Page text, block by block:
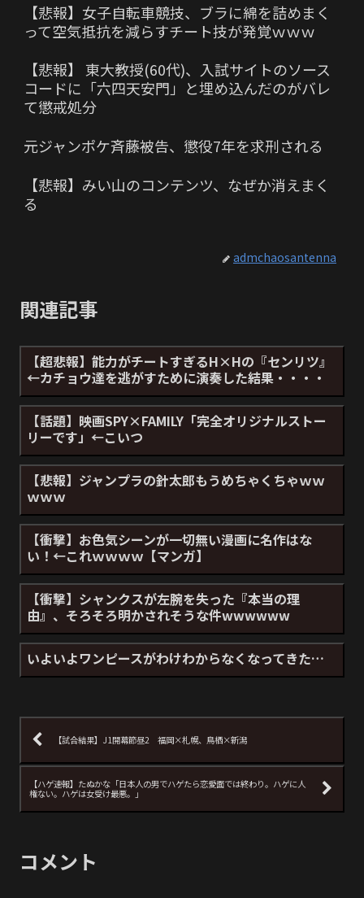
【悲報】女子自転車競技、ブラに綿を詰めまく
って空気抵抗を減らすチート技が発覚ｗｗｗ
【悲報】 東大教授(60代)、入試サイトのソース
コードに「六四天安門」と埋め込んだのがバレ
て懲戒処分
元ジャンポケ斉藤被告、懲役7年を求刑される
【悲報】みい山のコンテンツ、なぜか消えまく
る
admchaosantenna
関連記事
【超悲報】能力がチートすぎるH×Hの『センリツ』
←カチョウ達を逃がすために演奏した結果・・・・
【話題】映画SPY×FAMILY「完全オリジナルストー
リーです」←こいつ
【悲報】ジャンプラの針太郎もうめちゃくちゃｗｗ
ｗｗｗ
【衝撃】お色気シーンが一切無い漫画に名作はな
い！←これｗｗｗｗ【マンガ】
【衝撃】シャンクスが左腕を失った『本当の理
由』、そろそろ明かされそうな件wwwwww
いよいよワンピースがわけわからなくなってきた…
【試合結果】J1開幕節昼2 福岡×札幌、鳥栖×新潟
【ハゲ速報】たぬかな「日本人の男でハゲたら恋愛面では終わり。ハゲに人
権ない。ハゲは女受け最悪。」
コメント